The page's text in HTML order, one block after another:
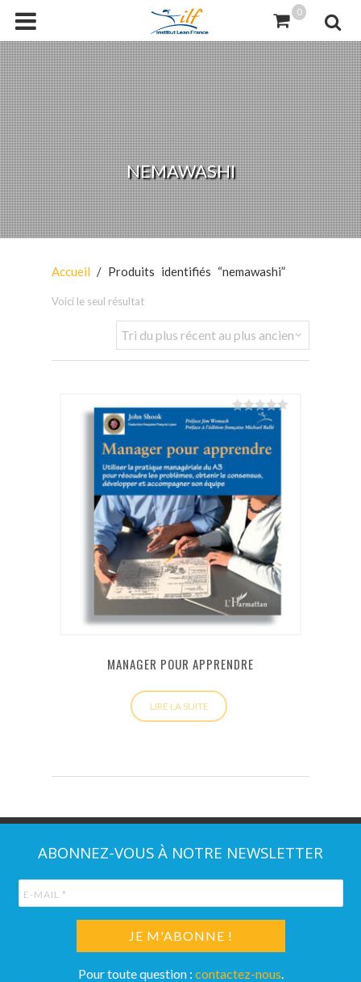
0
NEMAWASHI
Accueil / Produits identifiés “nemawashi”
Voici le seul résultat
MANAGER POUR APPRENDRE
Note
5.00
sur 5
LIRE LA SUITE
ABONNEZ-VOUS À NOTRE NEWSLETTER
Pour toute question : contactez-nous